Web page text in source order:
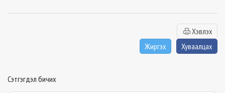
Хэвлэх
Жиргэх
Хуваалцах
Сэтгэгдэл бичих